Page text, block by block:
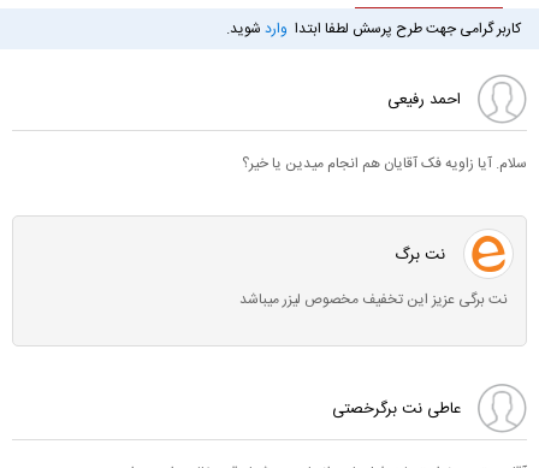
کاربر گرامی جهت طرح پرسش لطفا ابتدا وارد شوید.
احمد رفیعی
سلام. آیا زاویه فک آقایان هم انجام میدین یا خیر؟
نت برگ
نت برگی عزیز این تخفیف مخصوص لیزر میباشد
عاطی نت برگرخصتی